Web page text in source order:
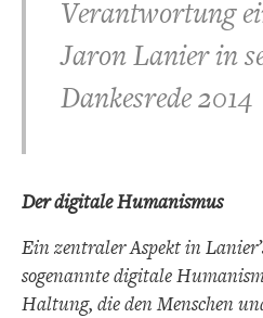
Verantwortung
Jaron Lanier in
Dankesrede 2014
Der digitale Humanismus
Ein zentraler Aspekt in
sogenannte digitale
Haltung, die den Menschen